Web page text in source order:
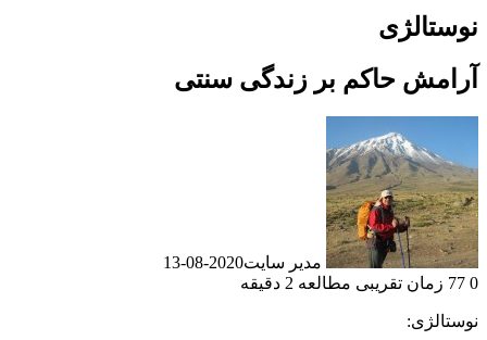
نوستالژی
آرامش حاکم بر زندگی سنتی
مدیر سایت2020-08-13
0
زمان تقریبی مطالعه 2 دقیقه
نوستالژی: